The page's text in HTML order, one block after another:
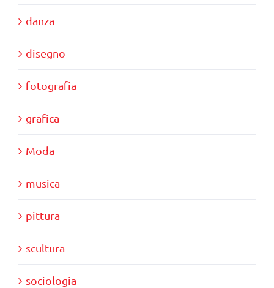
danza
disegno
fotografia
grafica
Moda
musica
pittura
scultura
sociologia